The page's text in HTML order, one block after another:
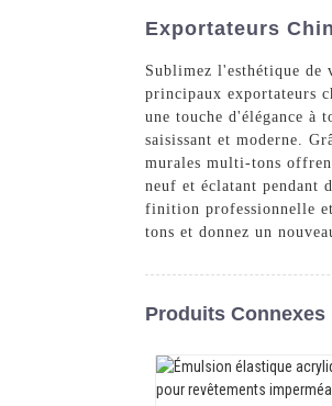
Exportateurs
Sublimez l'esthétique de
principaux exportateurs
une touche d'élégance à
saisissant et moderne.
murales multi-tons
neuf et éclatant pendant
finition professionnelle
tons et donnez un
Produits Connexes